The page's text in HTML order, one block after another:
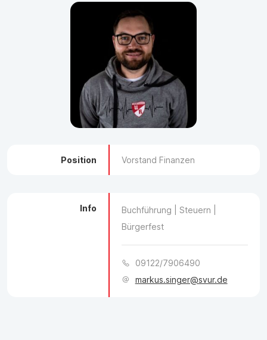
Position Vorstand Finanzen
Info
Buchführung | Steuern |
Bürgerfest
09122/7906490
markus.singer@svur.de